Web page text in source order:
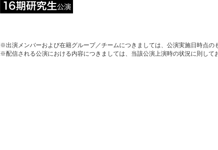
※出演メンバーおよび在籍グループ／チームにつきましては、公演実施日時点の
※配信される公演における内容につきましては、当該公演上演時の状況に則して